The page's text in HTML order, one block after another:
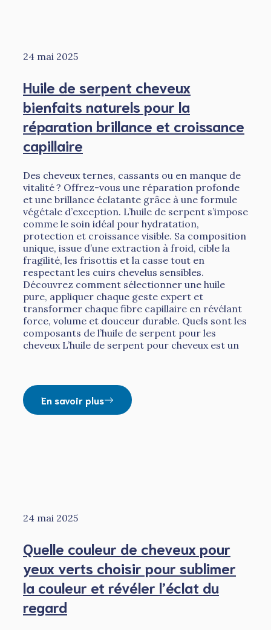
24 mai 2025
Huile de serpent cheveux
bienfaits naturels pour la
réparation brillance et croissance
capillaire
Des cheveux ternes, cassants ou en manque de
vitalité ? Offrez-vous une réparation profonde
et une brillance éclatante grâce à une formule
végétale d’exception. L’huile de serpent s’impose
comme le soin idéal pour hydratation,
protection et croissance visible. Sa composition
unique, issue d’une extraction à froid, cible la
fragilité, les frisottis et la casse tout en
respectant les cuirs chevelus sensibles.
Découvrez comment sélectionner une huile
pure, appliquer chaque geste expert et
transformer chaque fibre capillaire en révélant
force, volume et douceur durable. Quels sont les
composants de l’huile de serpent pour les
cheveux L’huile de serpent pour cheveux est un
En savoir plus
24 mai 2025
Quelle couleur de cheveux pour
yeux verts choisir pour sublimer
la couleur et révéler l’éclat du
regard